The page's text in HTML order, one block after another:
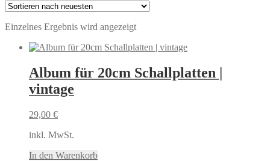
Einzelnes Ergebnis wird angezeigt
Album für 20cm Schallplatten |
vintage
29,00 €
inkl. MwSt.
In den Warenkorb